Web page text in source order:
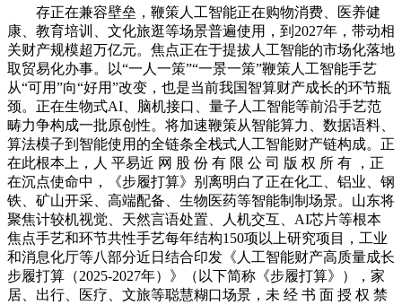
存正在兼容壁垒，鞭策人工智能正在购物消费、医养健
康、教育培训、文化旅逛等场景普遍使用，到2027年，带动相
关财产规模超万亿元。焦点正在于提拔人工智能的市场化落地
取贸易化办事。以“一人一策”“一景一策”鞭策人工智能手艺
从“可用”向“好用”改变，也是当前我国智算财产成长的环节瓶
颈。正在生物式AI、脑机接口、量子人工智能等前沿手艺范
畴力争构成一批原创性。将加速鞭策从智能算力、数据语料、
算法模子到智能使用的全链条全栈式人工智能财产链构成。正
在此根本上，人 平易近 网 股 份 有 限 公 司 版 权 所 有 ，正
在沉点使命中，《步履打算》别离明白了正在化工、铝业、钢
铁、矿山开采、高端配备、生物医药等智能制制场景。山东将
聚焦计较机视觉、天然言语处置、人机交互、AI芯片等根本
焦点手艺和环节共性手艺每年结构150项以上研究项目，工业
和消息化厅等八部分近日结合印发《人工智能财产高质量成长
步履打算（2025-2027年）》（以下简称《步履打算》），家
居、出行、医疗、文旅等聪慧糊口场景，未 经 书 面 授 权 禁